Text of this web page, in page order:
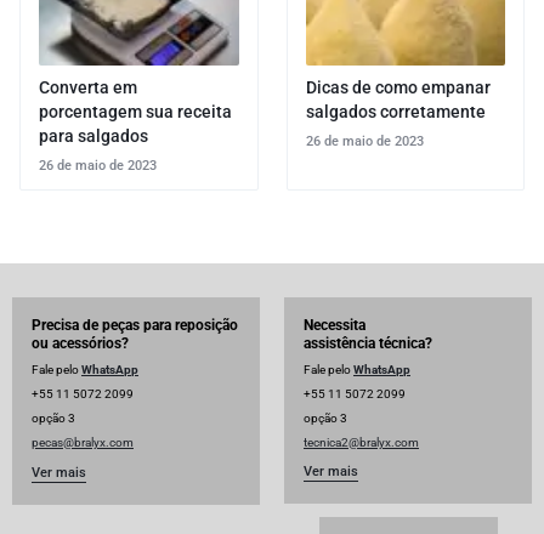
Converta em
porcentagem sua receita
para salgados
26 de maio de 2023
Dicas de como empanar
salgados corretamente
26 de maio de 2023
Precisa de peças para reposição
ou acessórios?
Fale peloWhatsApp
+55 11 5072 2099
opção 3
pecas@bralyx.com
Ver mais
Necessita
assistência técnica?
Fale peloWhatsApp
+55 11 5072 2099
opção 3
tecnica2@bralyx.com
Ver mais